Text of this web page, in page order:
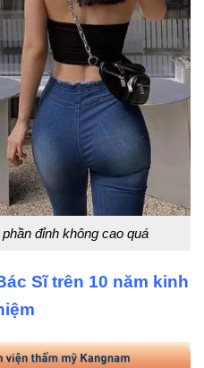
đỉnh không cao quá
Sĩ trên 10 năm kinh